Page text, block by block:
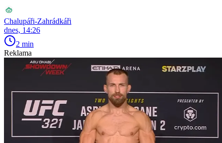
Chalupáři-Zahrádkáři
dnes, 14:26
2 min
Reklama